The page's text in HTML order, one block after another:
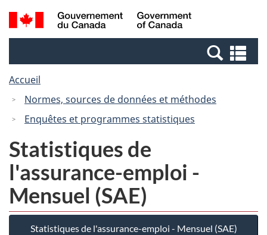
Passer
au
Passer
à
Canada
Recherche
et
et
Accueil
Normes, sources de données et méthodes
Enquêtes et programmes statistiques
Statistiques de
l'assurance-emploi -
Mensuel (SAE)
Statistiques de l'assurance-emploi - Mensuel (SAE)